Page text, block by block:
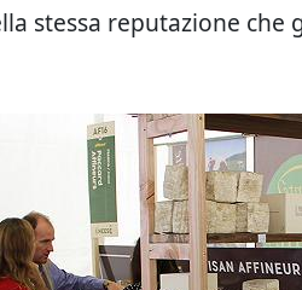
stessa reputazione